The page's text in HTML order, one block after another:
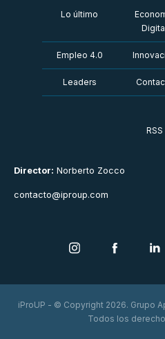
Director: Norberto Zocco
contacto@iproup.com
Lo último
Empleo 4.0
Leaders
RSS
iProUP - © Copyright 2026. Grupo
Todos los